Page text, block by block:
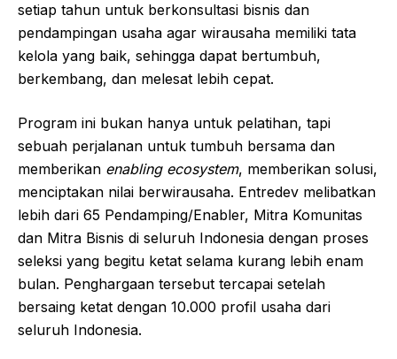
setiap tahun untuk berkonsultasi bisnis dan
pendampingan usaha agar wirausaha memiliki tata
kelola yang baik, sehingga dapat bertumbuh,
berkembang, dan melesat lebih cepat.
Program ini bukan hanya untuk pelatihan, tapi
sebuah perjalanan untuk tumbuh bersama dan
memberikan enabling ecosystem, memberikan solusi,
menciptakan nilai berwirausaha. Entredev melibatkan
lebih dari 65 Pendamping/Enabler, Mitra Komunitas
dan Mitra Bisnis di seluruh Indonesia dengan proses
seleksi yang begitu ketat selama kurang lebih enam
bulan. Penghargaan tersebut tercapai setelah
bersaing ketat dengan 10.000 profil usaha dari
seluruh Indonesia.